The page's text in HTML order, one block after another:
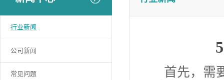
行业新闻
公司新闻
常见问题
首先，需要